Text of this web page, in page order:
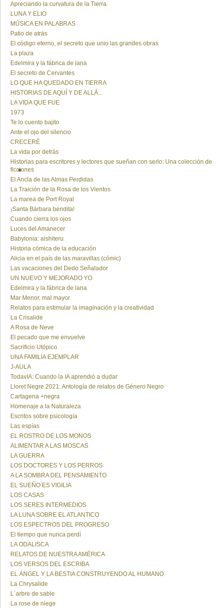
Apreciando la curvatura de la Tierra
LUNA Y ELIO
MÚSICA EN PALABRAS
Patio de atrás
El código eterno, el secreto que unio las grandes obras
La plaza
Edelmira y la fábrica de lana
El secreto de Cervantes
LO QUE HA QUEDADO EN TIERRA
HISTORIAS DE AQUÍ Y DE ALLÁ...
LA VIDA QUE FUE
1973
Te lo cuento bajito
Ante el ojo del silencio
CRECERÉ
La vida por detrás
Historias para escritores y lectores que sueñan con serlo: Una colección de
ficciones
El Ancla de las Almas Perdidas
La Traición de la Rosa de los Vientos
La marea de Port Royal
¡Santa Bárbara bendita!
Cuando cierra los ojos
Luces del Amanecer
Babylonia: aishiteru
Historia cómica de la educación
Alicia en el país de las maravillas (cómic)
Las vacaciones del Dedo Señalador
UN NUEVO Y MEJORADO YO
Edelmira y la fábrica de lana
Mar Menor, mal mayor
Relatos para estimular la imaginación y la creatividad
La Crisalide
A Rosa de Neve
El pecado que me envuelve
Sacrificio Utópico
UNA FAMILIA EJEMPLAR
J-AULA
TodavIA: Cuando la IA aprendió a dudar
Lloret Negre 2021: Antología de relatos de Género Negro
Cartagena +negra
Homenaje a la Naturaleza
Escritos sobre psicología
Las espías
EL ROSTRO DE LOS MONOS
ALIMENTAR A LAS MOSCAS
LA GUERRA
LOS DOCTORES Y LOS PERROS
A LA SOMBRA DEL PENSAMIENTO
EL SUEÑO ES VIGILIA
LOS CASAS
LOS SERES INTERMEDIOS
LA LUNA SOBRE EL ATLANTICO
LOS ESPECTROS DEL PROGRESO
El tiempo que nunca perdí
LA ODALISCA
RELATOS DE NUESTRA AMÉRICA
LOS VERSOS DEL ESCRIBA
EL ÁNGEL Y LA BESTIA CONSTRUYENDO AL HUMANO
La Chrysalide
L´arbre de sable
La rose de niege